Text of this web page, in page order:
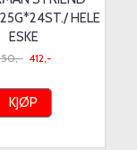
HELE
ESKE
412,-
KJØP